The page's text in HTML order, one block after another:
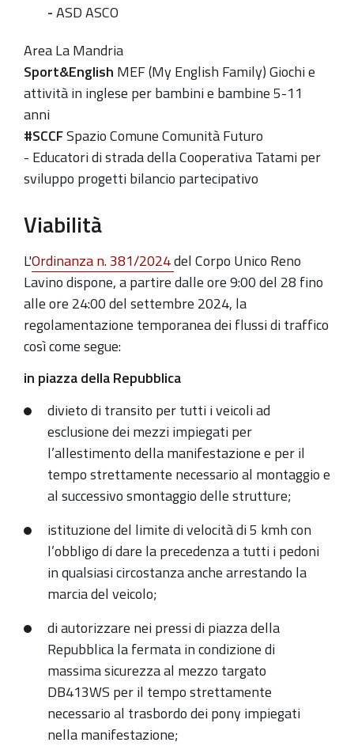
-ASD ASCO
Area La Mandria
Sport&English MEF (My English Family) Giochi e
attività in inglese per bambini e bambine 5-11
anni
#SCCFSpazio Comune Comunità Futuro
- Educatori di strada della Cooperativa Tatami per
sviluppo progetti bilancio partecipativo
Viabilità
L'Ordinanza n. 381/2024del Corpo Unico Reno
Lavino dispone, a partire dalle ore 9:00 del 28 fino
alle ore 24:00 del settembre 2024, la
regolamentazione temporanea dei flussi di traffico
così come segue:
in piazza della Repubblica
divieto di transito per tutti i veicoli ad
esclusione dei mezzi impiegati per
l’allestimento della manifestazione e per il
tempo strettamente necessario al montaggio e
al successivo smontaggio delle strutture;
istituzione del limite di velocità di 5 kmh con
l’obbligo di dare la precedenza a tutti i pedoni
in qualsiasi circostanza anche arrestando la
marcia del veicolo;
di autorizzare nei pressi di piazza della
Repubblica la fermata in condizione di
massima sicurezza al mezzo targato
DB413WS per il tempo strettamente
necessario al trasbordo dei pony impiegati
nella manifestazione;